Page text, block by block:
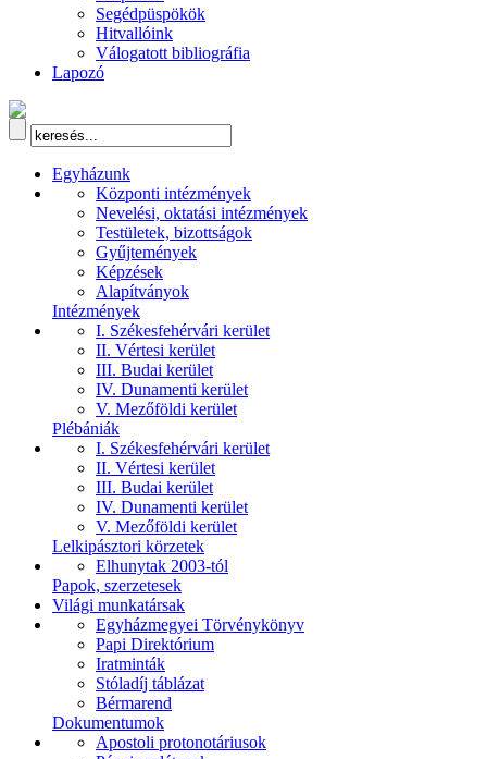
Segédpüspökök
Hitvallóink
Válogatott bibliográfia
Lapozó
Egyházunk
Központi intézmények
Nevelési, oktatási intézmények
Testületek, bizottságok
Gyűjtemények
Képzések
Alapítványok
Intézmények
I. Székesfehérvári kerület
II. Vértesi kerület
III. Budai kerület
IV. Dunamenti kerület
V. Mezőföldi kerület
Plébániák
I. Székesfehérvári kerület
II. Vértesi kerület
III. Budai kerület
IV. Dunamenti kerület
V. Mezőföldi kerület
Lelkipásztori körzetek
Elhunytak 2003-tól
Papok, szerzetesek
Világi munkatársak
Egyházmegyei Törvénykönyv
Papi Direktórium
Iratminták
Stóladíj táblázat
Bérmarend
Dokumentumok
Apostoli protonotáriusok